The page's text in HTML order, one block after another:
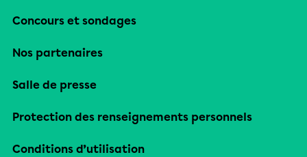
Concours et sondages
Nos partenaires
Salle de presse
Protection des renseignements personnels
Conditions d’utilisation